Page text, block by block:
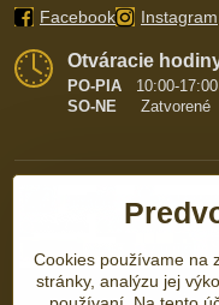
Facebook Instagram
Otváracie
PO-PIA
10:00-17:00
SO-NE Zatvorené
Cookies používame na
stránky, analýzu jej